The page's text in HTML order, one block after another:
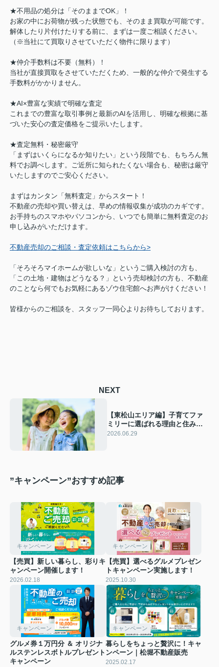
★不用品の処分は「そのままでOK」！
お家の中にお荷物が残った状態でも、そのまま買取が可能です。
解体したり片付けたりする前に、まずは一度ご相談ください。
（※当社にて買取りさせていただく物件に限ります）
★仲介手数料は不要（無料）！
当社が直接買取をさせていただくため、一般的な仲介で発生する
手数料がかかりません。
★AI×豊富な実績で明確な査定
これまでの豊富な取引事例と最新のAIを活用し、明確な根拠に基
づいた安心の査定価格をご提示いたします。
★査定無料・秘密厳守
「まずはいくらになるか知りたい」という段階でも、もちろん無
料でお調べします。ご近所に知られたくない場合も、秘密は厳守
いたしますのでご安心ください。
まずはカンタン「無料査定」からスタート！
不動産の売却や買い替えは、早めの情報収集が成功のカギです。
お手持ちのスマホやパソコンから、いつでも簡単に無料査定のお
申し込みがいただけます。
不動産売却のご相談・査定依頼はこちらから>
「そろそろマイホームが欲しいな」というご購入検討の方も、
「この土地・建物はどうなる？」という売却検討の方も、不動産
のことなら何でもお気軽にあるゾウ住宅館へお声がけください！
皆様からのご相談を、スタッフ一同心よりお待ちしております。
NEXT
【東松山エリア編】子育てファ
ミリーに選ばれる理由と住みや
すさ徹底ガイド！マイホーム購
2026.06.29
”キャンペーン”おすすめ記事
キャンペーン
【売買】新しい暮らし、彩りキ
ャンペーン開催します！
2026.02.18
キャンペーン
【売買】選べるグルメプレゼン
トキャンペーン実施します！
2025.10.30
キャンペーン
グルメ券１万円分 ＆ オリジナ
ルステンレスボトルプレゼント
キャンペーン
キャンペーン
暮らしをちょっと贅沢に！キャ
ンペーン｜松堀不動産販売
2025.02.17